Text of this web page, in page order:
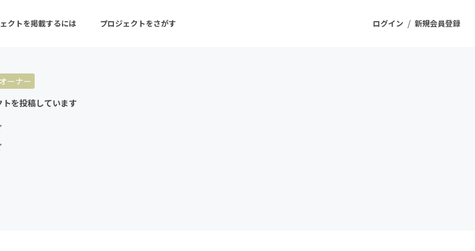
ログイン / 新規会員登録
クトを掲載するには プロジェクトをさがす
目の新着プロジェクト
ーナー
を投稿しています